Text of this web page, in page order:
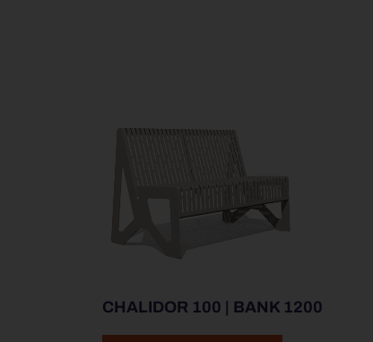
CHALIDOR 100 | BANK 1200